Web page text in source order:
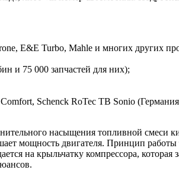
E&E Turbo, Mahle и многих других
и 75 000 запчастей для них);
Schenck RoTec TB Sonio
насыщения топливной смеси
мощность двигателя. Принцип
на крыльчатку компрессора, которая